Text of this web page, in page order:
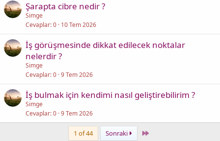
Şarapta cibre nedir ?
Simge
Cevaplar 0 10 Tem 2026
İş görüşmesinde dikkat edilecek noktalar
nelerdir ?
Simge
Cevaplar 0 9 Tem 2026
İş bulmak için kendimi nasıl geliştirebilirim ?
Simge
Cevaplar 0 9 Tem 2026
1 of 44 Sonraki Last